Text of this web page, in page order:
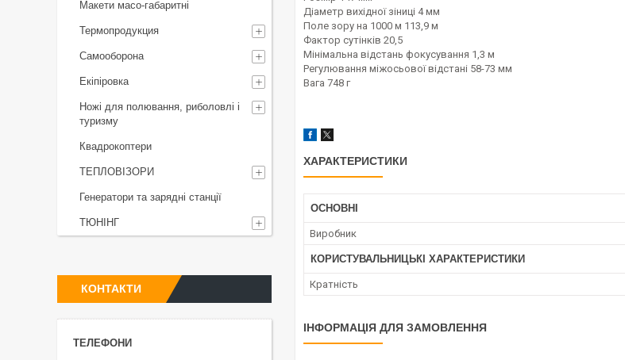
Діаметр вихідної зіниці 4 мм
Поле зору на 1000 м 113,9 м
Фактор сутінків 20,5
Мінімальна відстань фокусування 1,3 м
Регулювання міжосьової відстані 58-73 мм
Вага 748 г
ХАРАКТЕРИСТИКИ
ОСНОВНІ
Виробник
КОРИСТУВАЛЬНИЦЬКІ ХАРАКТЕРИСТИКИ
Кратність
ІНФОРМАЦІЯ ДЛЯ ЗАМОВЛЕННЯ
Макети масо-габаритні
Термопродукция
Самооборона
Екіпіровка
Ножі для полювання, риболовлі і
туризму
Квадрокоптери
ТЕПЛОВІЗОРИ
Генератори та зарядні станції
ТЮНІНГ
КОНТАКТИ